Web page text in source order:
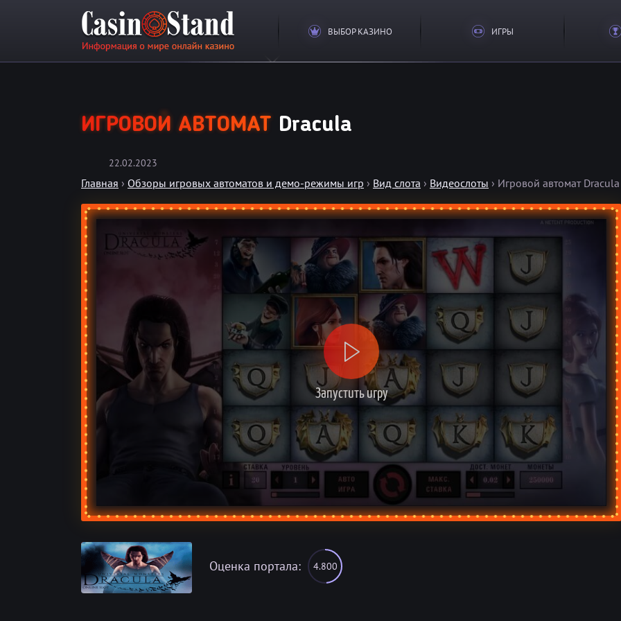
ВЫБОР КАЗИНО ИГРЫ
ИГРОВОЙ АВТОМАТ Dracula
22.02.2023
Главная › Обзоры игровых автоматов и демо-режимы игр › Вид слота › Видеослоты › Игровой автомат Dracula
Запустить игру
Оценка портала: 4.800